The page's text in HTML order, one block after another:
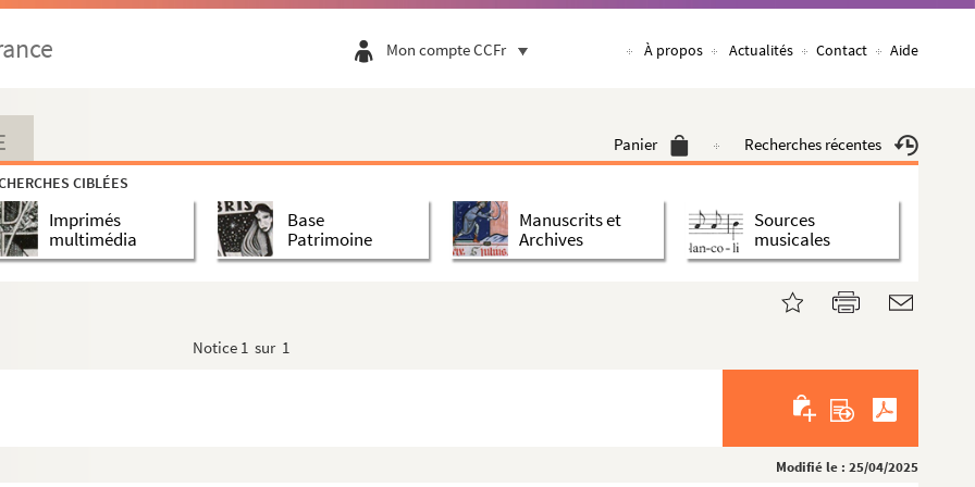
Mon compte CCFr À propos Actualités Contact Aide
Panier Recherches récentes
CIBLÉES
Imprimés
multimédia
Base
Patrimoine
Manuscrits et
Archives
Sources
musicales
Notice 1 sur 1
Modifié le : 25/04/2025